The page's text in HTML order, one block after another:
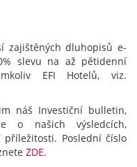
zajištěných dluhopisů e-
slevu na až pětidenní
EFI Hotelů, viz.
náš Investiční bulletin,
o našich výsledcích,
Poslední číslo
ZDE.